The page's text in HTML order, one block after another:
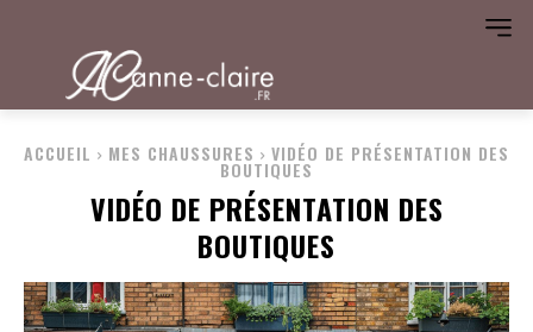
ACCUEIL MES CHAUSSURES VIDÉO DE PRÉSENTATION DES
BOUTIQUES
VIDÉO DE PRÉSENTATION DES
BOUTIQUES